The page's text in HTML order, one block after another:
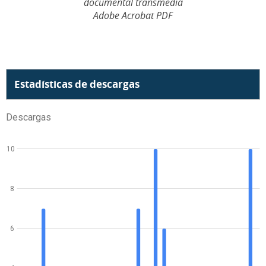
Adobe Acrobat PDF
Estadísticas de descargas
Descargas
6
8
10